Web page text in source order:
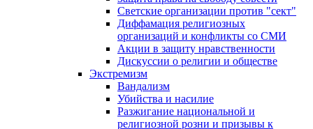
Светские организации против "сект"
Диффамация религиозных
организаций и конфликты со СМИ
Акции в защиту нравственности
Дискуссии о религии и обществе
Экстремизм
Вандализм
Убийства и насилие
Разжигание национальной и
религиозной розни и призывы к